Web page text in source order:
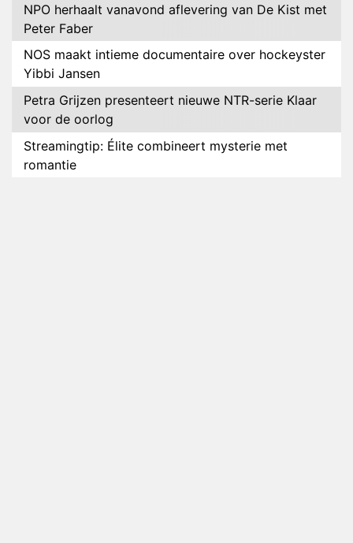
NPO herhaalt vanavond aflevering van De Kist met
Peter Faber
NOS maakt intieme documentaire over hockeyster
Yibbi Jansen
Petra Grijzen presenteert nieuwe NTR-serie Klaar
voor de oorlog
Streamingtip: Élite combineert mysterie met
romantie